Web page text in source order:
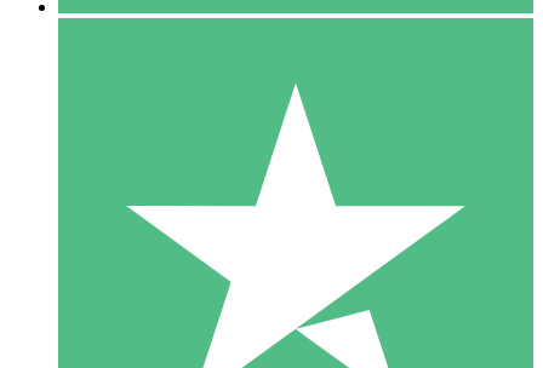
10 Downloads
20 00